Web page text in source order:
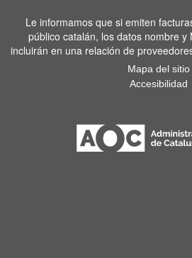
Le informamos que si emiten
público catalán, los datos nombre y
incluirán en una relación de
Mapa del sitio
Accesibilidad